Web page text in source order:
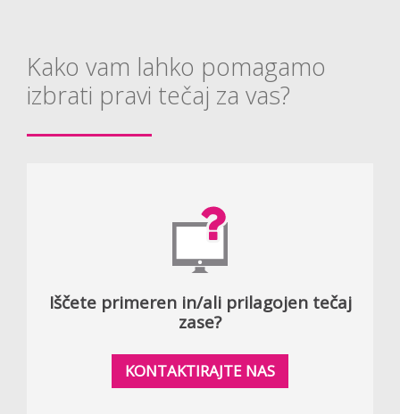
Kako vam lahko pomagamo
izbrati pravi tečaj za vas?
Iščete primeren in/ali prilagojen tečaj
zase?
KONTAKTIRAJTE NAS